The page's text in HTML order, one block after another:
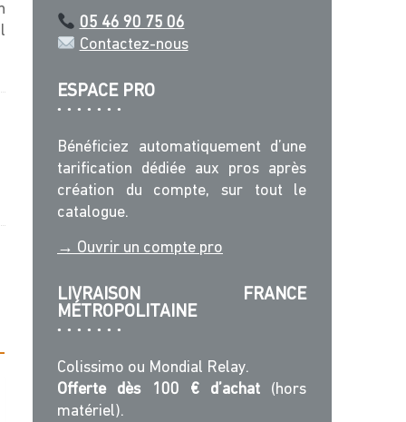
05 46 90 75 06
Contactez-nous
ESPACE PRO
Bénéficiez automatiquement d’une
tarification dédiée aux pros après
création du compte, sur tout le
catalogue.
→ Ouvrir un compte pro
LIVRAISON FRANCE
MÉTROPOLITAINE
Colissimo ou Mondial Relay.
Offerte dès 100 € d’achat (hors
matériel).